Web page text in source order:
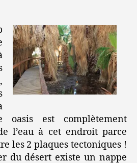
oasis est complètement
l’eau à cet endroit parce
les 2 plaques tectoniques !
du désert existe un nappe